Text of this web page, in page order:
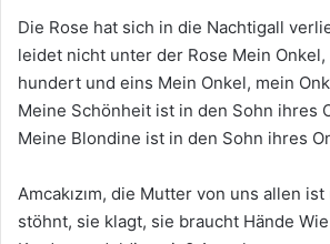
Die Rose hat sich in die Nachtigall
leidet nicht unter der Rose Mein
hundert und eins Mein Onkel, mein
Meine Schönheit ist in den Sohn ihres
Meine Blondine ist in den Sohn ihres
Amcakızım, die Mutter von uns allen
stöhnt, sie klagt, sie braucht Hände